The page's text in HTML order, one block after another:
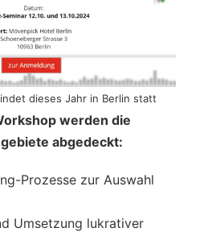
dieses Jahr in Berlin statt
werden die
abgedeckt:
Prozesse zur Auswahl
Umsetzung lukrativer